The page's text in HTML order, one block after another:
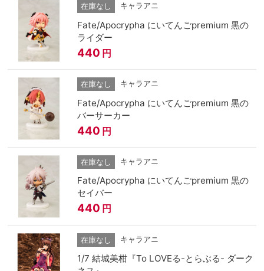
在庫なし キャラアニ
Fate/Apocrypha にいてんごpremium 黒の
ライダー
440 円
在庫なし キャラアニ
Fate/Apocrypha にいてんごpremium 黒の
バーサーカー
440 円
在庫なし キャラアニ
Fate/Apocrypha にいてんごpremium 黒の
セイバー
440 円
在庫なし キャラアニ
1/7 結城美柑『To LOVEる-とらぶる- ダーク